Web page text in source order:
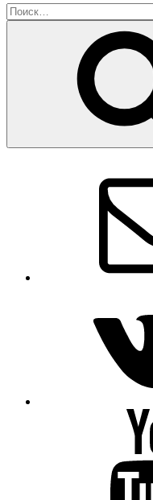
Искать: